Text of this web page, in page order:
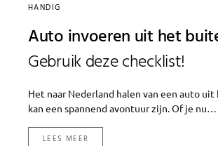
HANDIG
Auto invoeren uit het
Gebruik deze checklist!
Het naar Nederland halen van een auto
kan een spannend avontuur zijn. Of je nu…
LEES MEER